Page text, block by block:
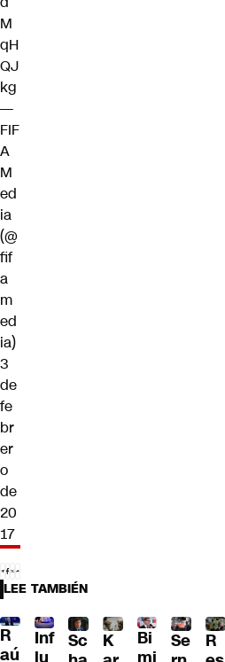
M
qH
QJ
kg
—
FIF
A
M
ed
ia
(@
fif
a
m
ed
ia)
3
de
fe
br
er
o
de
20
17
LEE TAMBIÉN
R
aú
Inf
Sc
K
Bi
Se
R